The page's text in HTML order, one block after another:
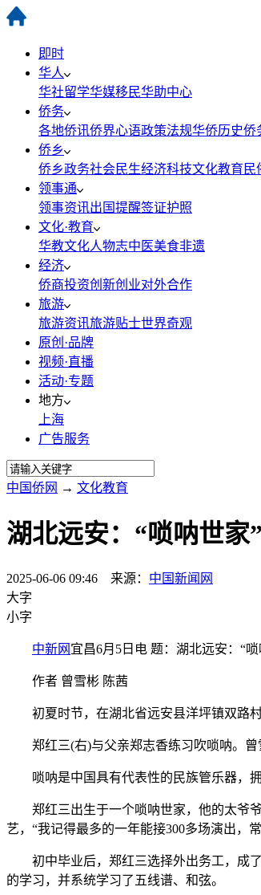
即时
华人
华社留学华媒移民华助中心
侨务
各地侨讯侨界心语政策法规华侨历史侨
侨乡
侨乡政务社会民生经济科技文化教育 民
领事通
领事资讯出国提醒签证护照
文化·教育
华教文化人物志中医美食非遗
经济
侨商投资创新创业对外合作
旅游
旅游资讯旅游贴士世界奇观
原创·品牌
视频·直播
活动·专题
地方
上海
广告服务
中国侨网 → 文化教育
湖北远安：“唢呐世家
2025-06-06 09:46 来源： 中国新闻网
大字
小字
中新网 宜昌6月5日电 题：湖北远安：“
作者 曾雪彬 陈茜
初夏时节，在湖北省远安县洋坪镇双路村
郑红三(右)与父亲郑志香练习吹唢呐。曾
唢呐是中国具有代表性的民族管乐器，拥
郑红三出生于一个唢呐世家，他的太爷爷
艺，“我记得最多的一年能接300多场演出，
初中毕业后，郑红三选择外出务工，成了
的学习，并系统学习了五线谱、和弦。